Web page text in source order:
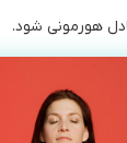
هورمونی شود.